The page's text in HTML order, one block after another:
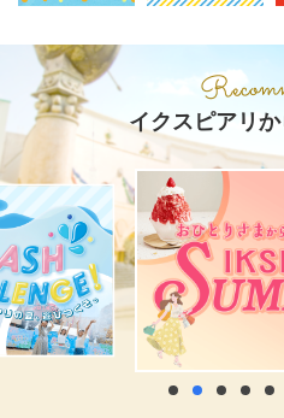
イクスピアリ